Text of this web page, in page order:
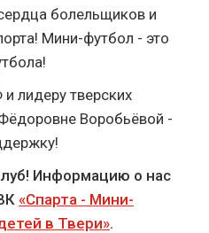
болельщиков и
Мини-футбол - это
лидеру тверских
Воробьёвой -
Информацию о нас
«Спарта - Мини-
в Твери».